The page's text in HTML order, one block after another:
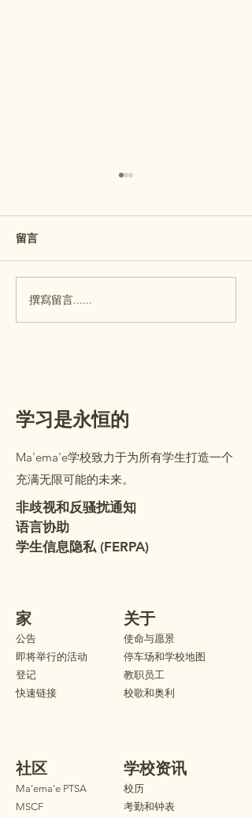
（Open House）将于本周三
（7月29日）举行。 开放日主
夹，里面装有重要的信息和需
要填写审查的表格。请查看以
的到来！ 教室安排： 教室分
配名单已张贴在学校办公室门
外。（办公室开放时间：
留言
撰寫留言......
学习是永恒的
Ma'ema'e学校致力于为所有学生打造一个
充满无限可能的未来。
非歧视和反骚扰通知
语言协助
学生信息隐私 (FERPA)
家
公告
即将举行的活动
登记
快速链接
关于
使命与愿景
停车场和学校地图
教职员工
校歌和奥利
社区
Ma'ema'e PTSA
MSCF
学校资讯
校历
考勤和钟表